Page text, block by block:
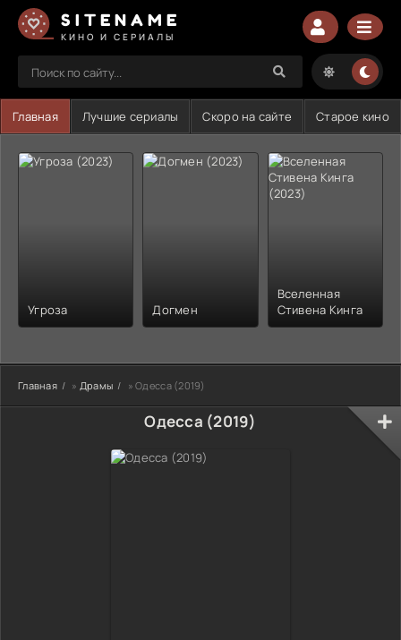
SITENAME
КИНО И СЕРИАЛЫ
Главная Лучшие сериалы Скоро на сайте Старое кино
Угроза Догмен
Вселенная
Стивена Кинга
Главная » Драмы » Одесса (2019)
Одесса (2019)